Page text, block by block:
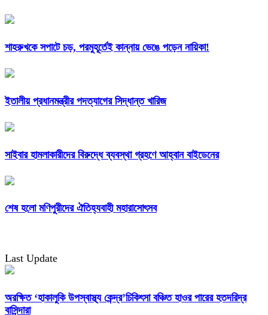
শাহরুখকে সপাটে চড়, পরমুহূর্তেই কান্নায় ভেঙে পড়েন নায়িকা!
ইতালীয় প্রধানমন্ত্রীর পদত্যাগের সিদ্ধান্ত খারিজ
সাইবার হামলাকারীদের বিরুদ্ধে ব্যবস্থা গ্রহণে আহ্বান বাইডেনের
শেষ হলো মণিপুরীদের ঐতিহ্যবাহী মহারাসোৎসব
Last Update
অরক্ষিত ‘হাকালুকি উপস্বাস্থ্য কেন্দ্র’চিকিৎসা বঞ্চিত হাওর পারের হতদরিদ্র
বাসিন্দারা